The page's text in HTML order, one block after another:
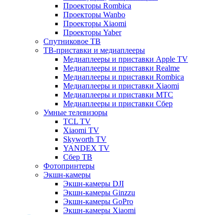
Проекторы Rombica
Проекторы Wanbo
Проекторы Xiaomi
Проекторы Yaber
Спутниковое ТВ
ТВ-приставки и медиаплееры
Медиаплееры и приставки Apple TV
Медиаплееры и приставки Realme
Медиаплееры и приставки Rombica
Медиаплееры и приставки Xiaomi
Медиаплееры и приставки МТС
Медиаплееры и приставки Сбер
Умные телевизоры
TCL TV
Xiaomi TV
Skyworth TV
YANDEX TV
Сбер ТВ
Фотопринтеры
Экшн-камеры
Экшн-камеры DJI
Экшн-камеры Ginzzu
Экшн-камеры GoPro
Экшн-камеры Xiaomi